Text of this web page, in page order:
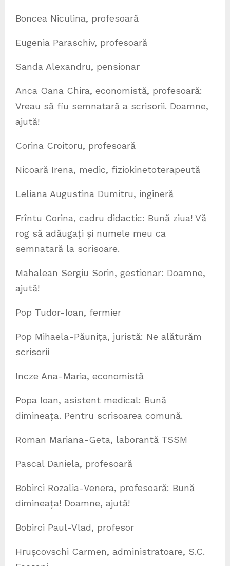
Boncea Niculina, profesoară
Eugenia Paraschiv, profesoară
Sanda Alexandru, pensionar
Anca Oana Chira, economistă, profesoară:
Vreau să fiu semnatară a scrisorii. Doamne,
ajută!
Corina Croitoru, profesoară
Nicoară Irena, medic, fiziokinetoterapeută
Leliana Augustina Dumitru, ingineră
Frîntu Corina, cadru didactic: Bună ziua! Vă
rog să adăugați și numele meu ca
semnatară la scrisoare.
Mahalean Sergiu Sorin, gestionar: Doamne,
ajută!
Pop Tudor-Ioan, fermier
Pop Mihaela-Păunița, juristă: Ne alăturăm
scrisorii
Incze Ana-Maria, economistă
Popa Ioan, asistent medical: Bună
dimineața. Pentru scrisoarea comună.
Roman Mariana-Geta, laborantă TSSM
Pascal Daniela, profesoară
Bobirci Rozalia-Venera, profesoară: Bună
dimineața! Doamne, ajută!
Bobirci Paul-Vlad, profesor
Hrușcovschi Carmen, administratoare, S.C.